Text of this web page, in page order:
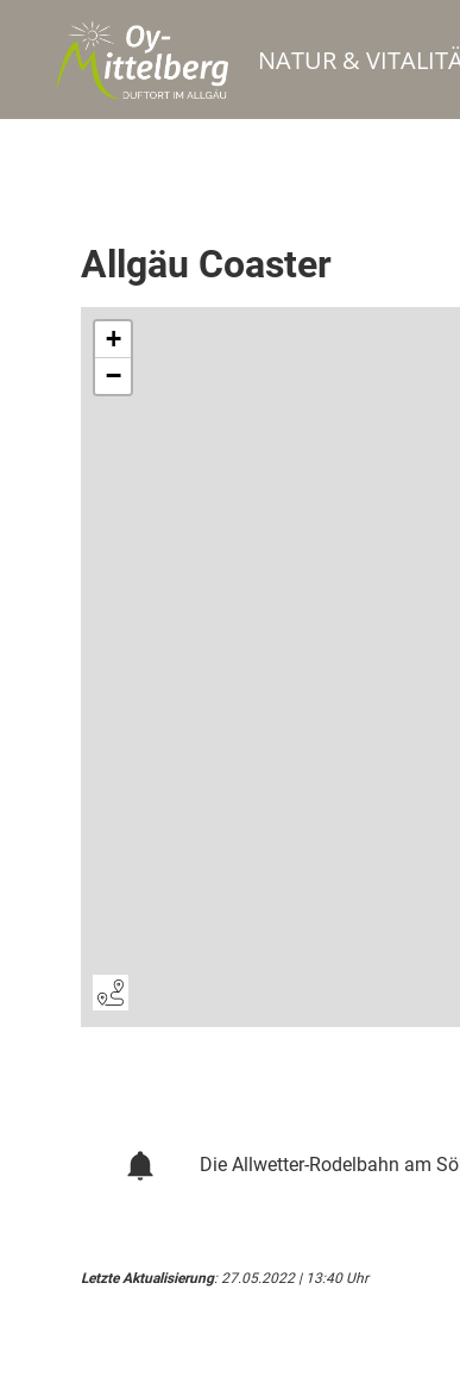
NATUR &
Allgäu Coaster
Die Allwetter-Rodelbahn am
Letzte Aktualisierung: 27.05.2022 | 13:40 Uhr